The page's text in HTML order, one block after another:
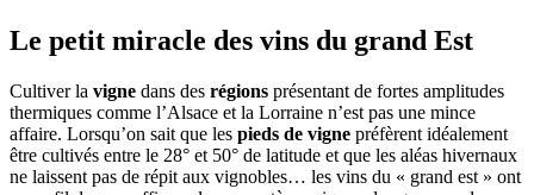
Le petit miracle des vins du grand Est
Cultiver la vigne dans des régions présentant de fortes amplitudes
thermiques comme l’Alsace et la Lorraine n’est pas une mince
affaire. Lorsqu’on sait que les pieds de vigne préfèrent idéalement
être cultivés entre le 28° et 50° de latitude et que les aléas hivernaux
ne laissent pas de répit aux vignobles… les vins du « grand est » ont